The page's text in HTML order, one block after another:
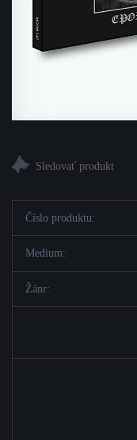
Číslo produktu:
Medium:
Žánr: